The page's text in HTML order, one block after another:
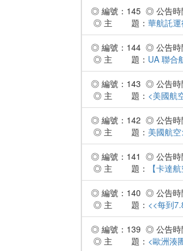
◎ 編號：145 ◎ 公告時
◎ 主 題： 華航託
◎ 編號：144 ◎ 公告時
◎ 主 題： UA 聯合
◎ 編號：143 ◎ 公告時
◎ 主 題： <美國航
◎ 編號：142 ◎ 公告時
◎ 主 題： 美國航
◎ 編號：141 ◎ 公告時
◎ 主 題：
【卡達
◎ 編號：140 ◎ 公告時
◎ 主 題： <<每到
◎ 編號：139 ◎ 公告時
◎ 主 題： <歐洲湊